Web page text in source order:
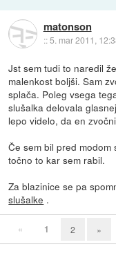
matonson
::5. mar 2011,
Jst sem tudi to naredil
malenkost boljši. Sam
splača. Poleg vsega
slušalka delovala
lepo videlo, da en
Če sem bil pred
točno to kar sem rabil.
Za blazinice se pa
slušalke .
« 1 2 »